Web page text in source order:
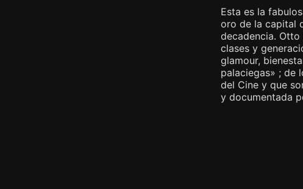
Esta es la
oro de la capital
decadencia.
clases y
glamour,
palaciegas» ; de
del Cine y que
y documentada